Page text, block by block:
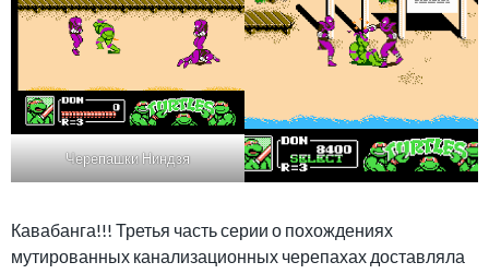
Черепашки Ниндзя
Кавабанга!!! Третья часть серии о похождениях
мутированных канализационных черепахах доставляла